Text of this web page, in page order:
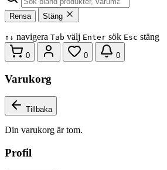
Rensa Stäng
↑ ↓ navigera Tab välj Enter sök Esc stäng
0 0 0
Varukorg
Tillbaka
Din varukorg är tom.
Profil